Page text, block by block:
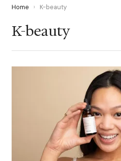
Home › K-beauty
K-beauty